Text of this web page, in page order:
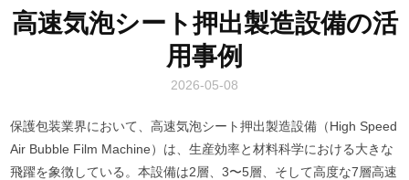
高速気泡シート押出製造設備の活
用事例
2026-05-08
保護包装業界において、高速気泡シート押出製造設備（High Speed
Air Bubble Film Machine）は、生産効率と材料科学における大きな
飛躍を象徴している。本設備は2層、3〜5層、そして高度な7層高速